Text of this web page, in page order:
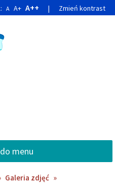
A A+ A++ | Zmień kontrast
menu
Galeria zdjęć »